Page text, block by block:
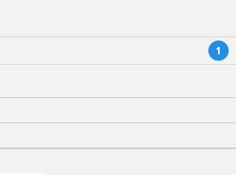
1